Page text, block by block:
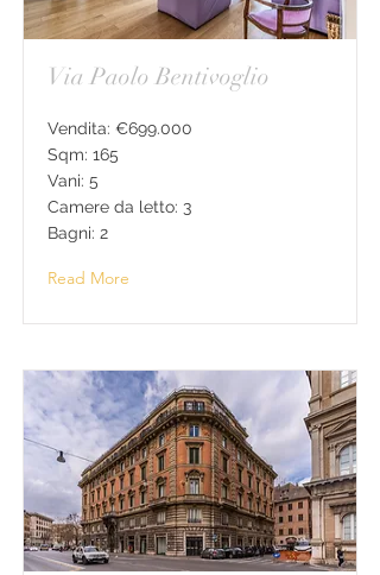
Via Paolo Bentivoglio
Vendita: €699.000
Sqm: 165
Vani: 5
Camere da letto: 3
Bagni: 2
Read More